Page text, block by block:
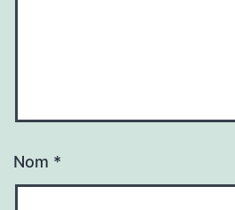
Nom *